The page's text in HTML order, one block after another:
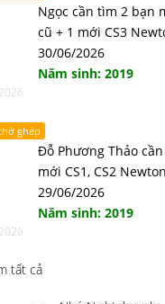
Ngọc cần tìm 2 bạn
cũ + 1 mới CS3
30/06/2026
Năm sinh: 2019
ghép
Đỗ Phương Thảo
mới CS1, CS2 Newton
29/06/2026
Năm sinh: 2019
tất cả